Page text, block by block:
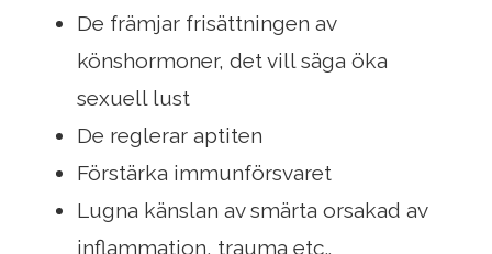
De främjar frisättningen av
könshormoner, det vill säga öka
sexuell lust
De reglerar aptiten
Förstärka immunförsvaret
Lugna känslan av smärta orsakad av
inflammation, trauma etc..